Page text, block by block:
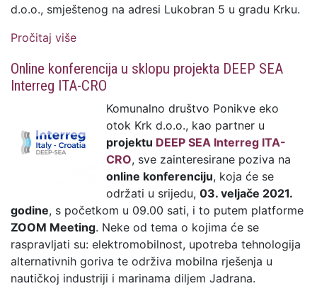
d.o.o., smještenog na adresi Lukobran 5 u gradu Krku.
Pročitaj više
u gradskom vlasništvu vrijedan 932.903,13
kuna
Online konferencija u sklopu projekta DEEP SEA
Interreg ITA-CRO
Komunalno društvo Ponikve eko
otok Krk d.o.o., kao partner u
projektu DEEP SEA Interreg ITA-
CRO, sve zainteresirane poziva na
online konferenciju, koja će se
održati u srijedu, 03. veljače 2021.
godine, s početkom u 09.00 sati, i to putem platforme
ZOOM Meeting. Neke od tema o kojima će se
raspravljati su: elektromobilnost, upotreba tehnologija
alternativnih goriva te održiva mobilna rješenja u
nautičkoj industriji i marinama diljem Jadrana.